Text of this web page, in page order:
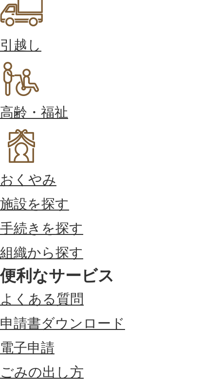
引越し
高齢・福祉
おくやみ
施設を探す
手続きを探す
組織から探す
便利なサービス
よくある質問
申請書ダウンロード
電子申請
ごみの出し方